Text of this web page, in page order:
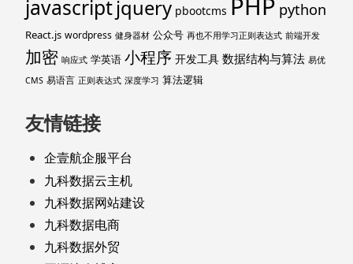
javascriptjquery pbootcms python
React.js wordpress 健身器材 公众号 再也不用学习正则表达式 前端开发
加密 响应式 学英语 小程序 开发工具 数据结构与算法 易优
CMS 易语言 正则表达式 深度学习 算法逻辑
友情链接
企壹航企服平台
九科数据云主机
九科数据网站建设
九科数据电商
九科数据外贸